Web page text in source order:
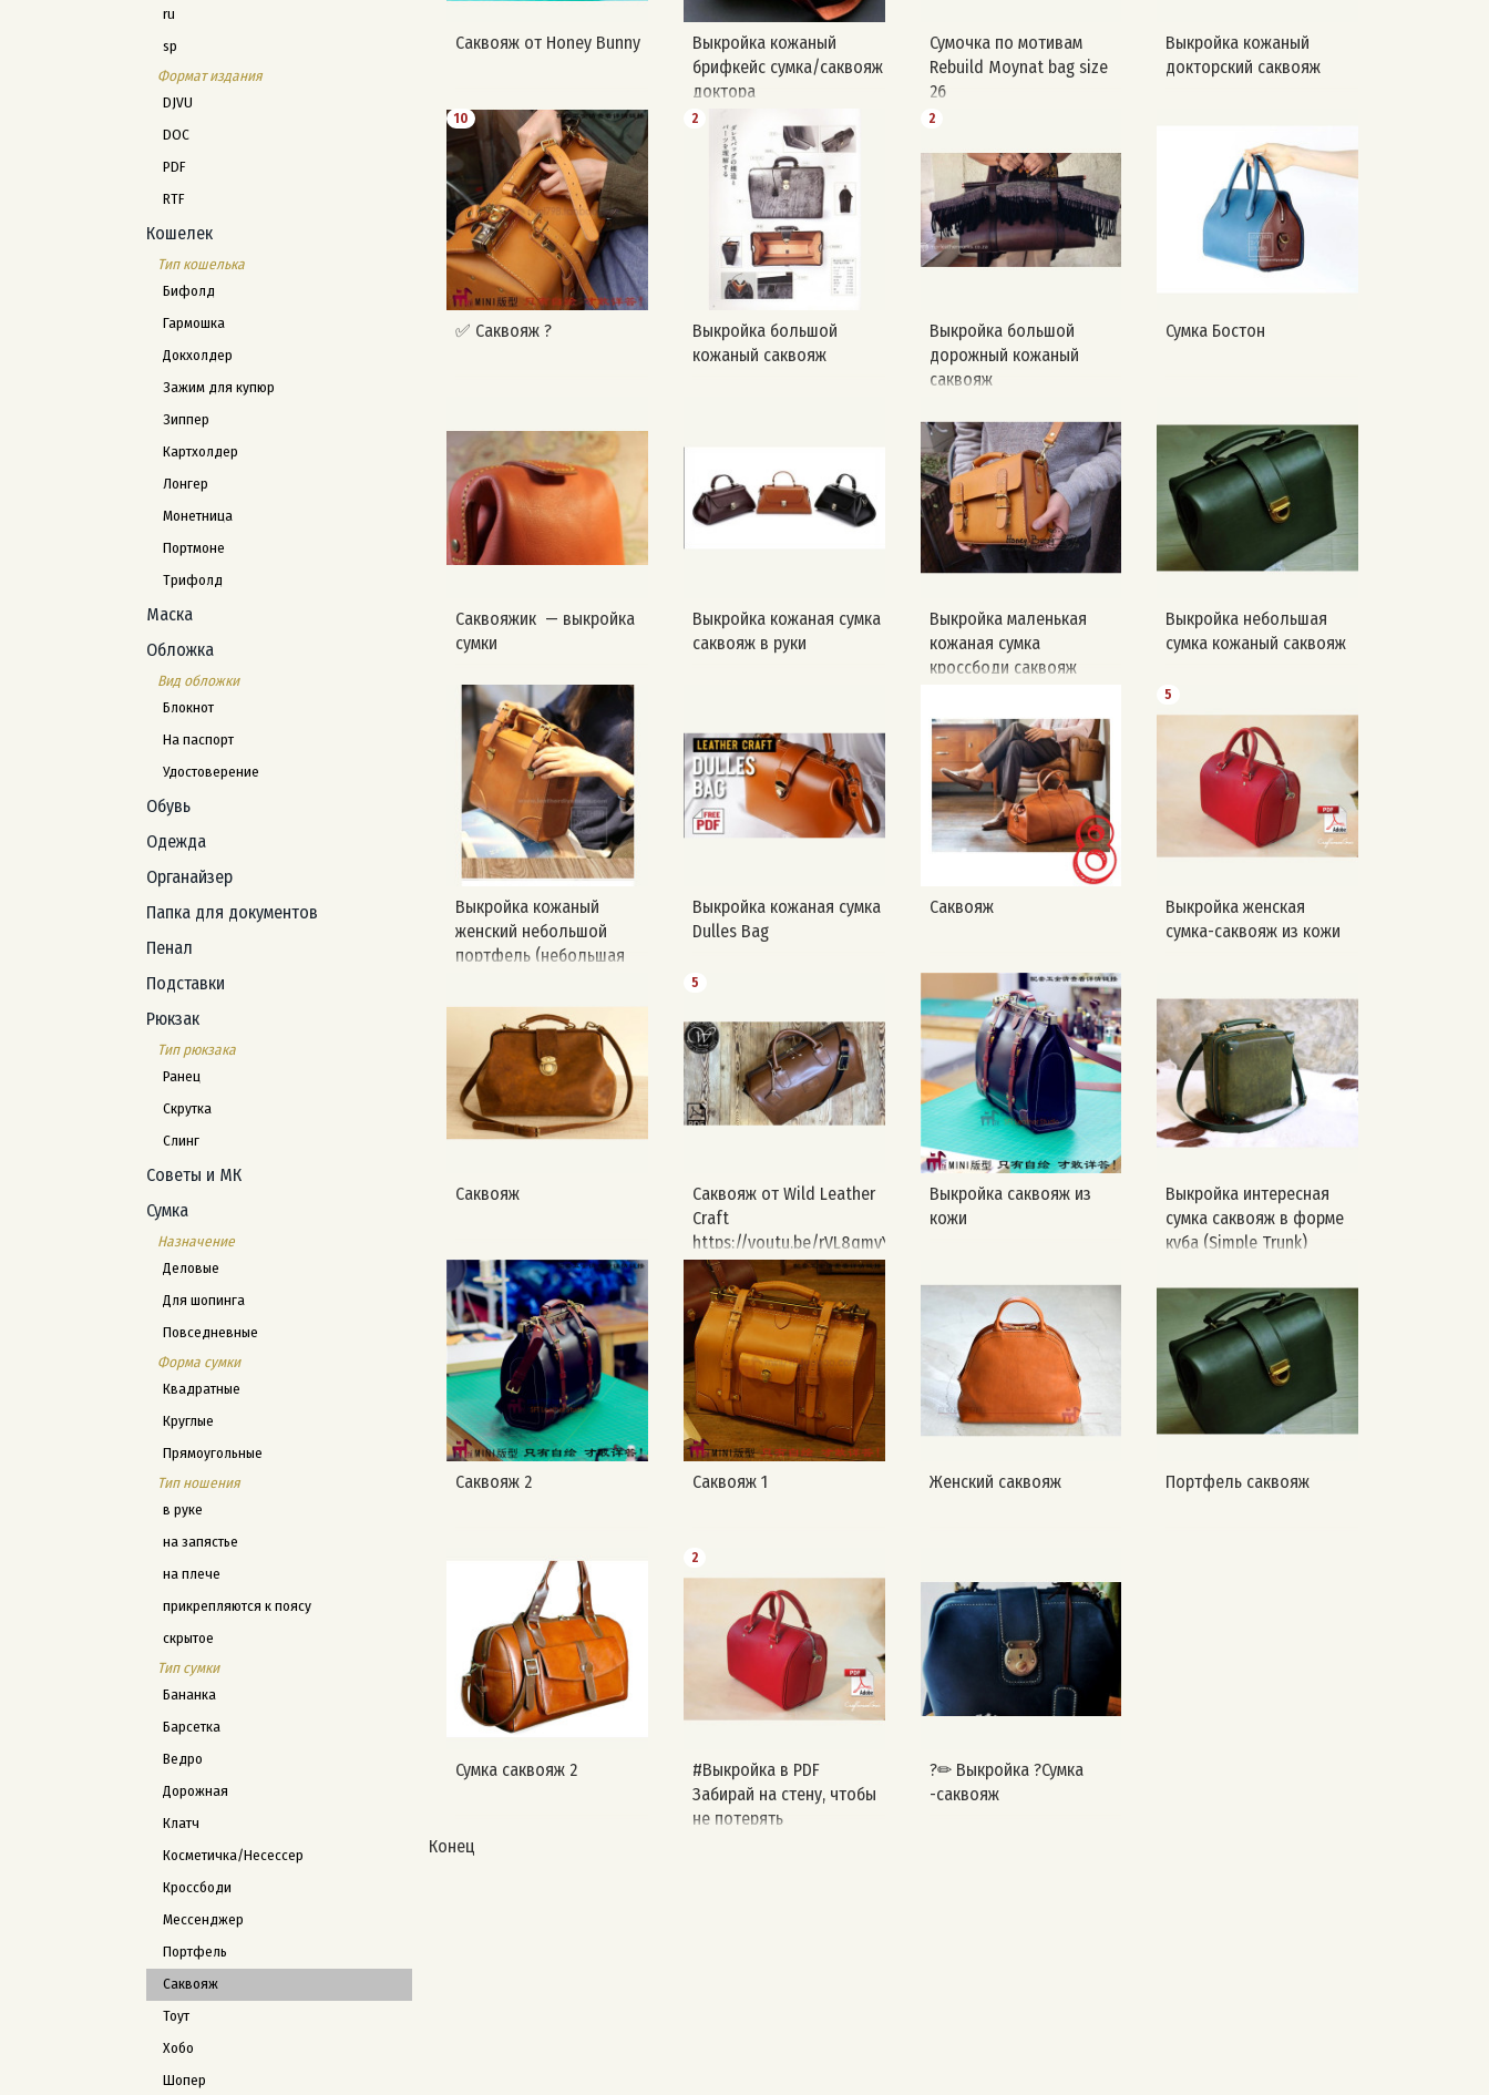
ru
sp
Формат издания
DJVU
DOC
PDF
RTF
Кошелек
Тип кошелька
Бифолд
Гармошка
Докхолдер
Зажим для купюр
Зиппер
Картхолдер
Лонгер
Монетница
Портмоне
Трифолд
Маска
Обложка
Вид обложки
Блокнот
На паспорт
Удостоверение
Обувь
Одежда
Органайзер
Папка для документов
Пенал
Подставки
Рюкзак
Тип рюкзака
Ранец
Скрутка
Слинг
Советы и МК
Сумка
Назначение
Деловые
Для шопинга
Повседневные
Форма сумки
Квадратные
Круглые
Прямоугольные
Тип ношения
в руке
на запястье
на плече
прикрепляются к поясу
скрытое
Тип сумки
Бананка
Барсетка
Ведро
Дорожная
Клатч
Косметичка/Несессер
Кроссбоди
Мессенджер
Портфель
Саквояж
Тоут
Хобо
Шопер
Саквояж от Honey Bunny
Выкройка кожаный
брифкейс сумка/саквояж
доктора
Сумочка по мотивам
Rebuild Moynat bag size
26
Выкройка кожаный
докторский саквояж
10
✅ Саквояж ?
2
Выкройка большой
кожаный саквояж
2
Выкройка большой
дорожный кожаный
саквояж
Сумка Бостон
Саквояжик — выкройка
сумки
Выкройка кожаная сумка
саквояж в руки
Выкройка маленькая
кожаная сумка
кроссбоди саквояж
Выкройка небольшая
сумка кожаный саквояж
Выкройка кожаный
женский небольшой
портфель (небольшая
Выкройка кожаная сумка
Dulles Bag
Саквояж
5
Выкройка женская
сумка-саквояж из кожи
Саквояж
5
Саквояж от Wild Leather
Craft
https://youtu.be/rVL8qmvYkLQ
Выкройка саквояж из
кожи
Выкройка интересная
сумка саквояж в форме
куба (Simple Trunk)
Саквояж 2 Саквояж 1 Женский саквояж Портфель саквояж
Сумка саквояж 2
2
#Выкройка в PDF
Забирай на стену, чтобы
не потерять
?✏ Выкройка ?Сумка
-саквояж
Конец